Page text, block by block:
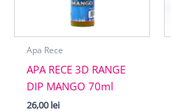
Apa Rece
APA RECE 3D RANGE
DIP MANGO 70ml
26,00lei